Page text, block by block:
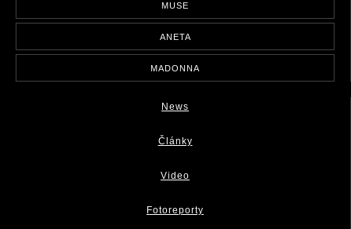
MUSE
ANETA
MADONNA
News
Články
Video
Fotoreporty